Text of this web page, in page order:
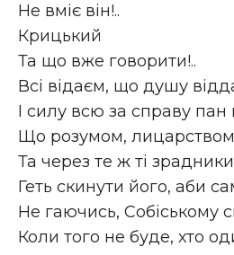
Не вміє він!..
Крицький
Та що вже говорити!..
Всі відаєм, що душу
І силу всю за справу пан
Що розумом,
Та через те ж ті
Геть скинути його, аби
Не гаючись, Собіському
Коли того не буде, хто